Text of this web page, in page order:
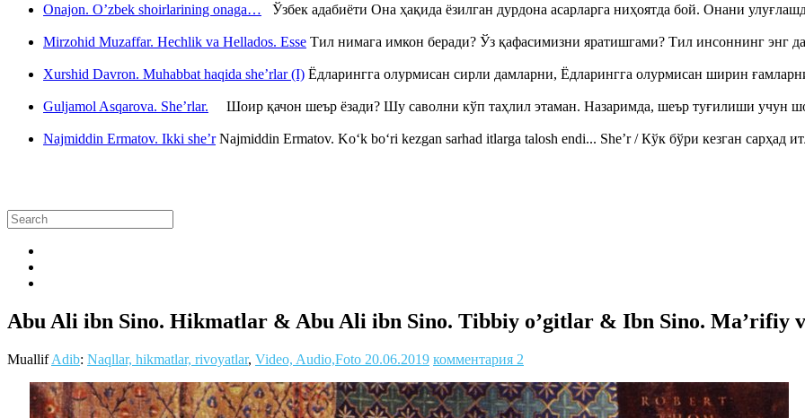
Onajon. O’zbek shoirlarining onaga… Ўзбек адабиёти Она ҳақида ёзилган дурдона асарларга ниҳоятда бой. Онани
Mirzohid Muzaffar. Hechlik va Hellados. Esse Тил нимага имкон беради? Ўз қафасимизни яратишгами? Тил инсоннинг энг
Xurshid Davron. Muhabbat haqida she’rlar (I) Ёдларингга олурмисан сирли дамларни, Ёдларингга олурмисан ширин
Guljamol Asqarova. She’rlar. Шоир қачон шеър ёзади? Шу саволни кўп таҳлил этаман. Назаримда, шеър туғилиши учун
Najmiddin Ermatov. Ikki she’rNajmiddin Ermatov. Ko‘k bo‘ri kezgan sarhad itlarga talosh endi... She’r / Кўк бўри кезган сарҳад
Abu Ali ibn Sino. Hikmatlar & Abu Ali ibn Sino. Tibbiy o’gitlar & Ibn Sino. Ma’rifiy
MuallifAdib: Naqllar, hikmatlar, rivoyatlar, Video, Audio,Foto 20.06.2019 комментария 2